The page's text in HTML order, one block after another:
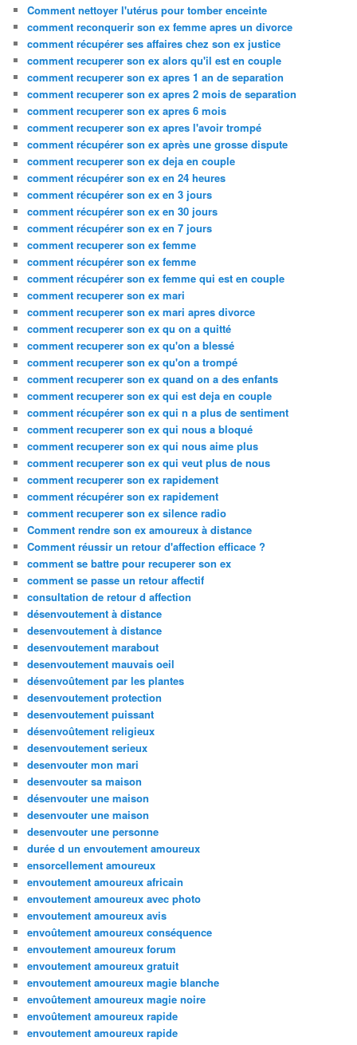
Comment nettoyer l'utérus pour tomber enceinte
comment reconquerir son ex femme apres un divorce
comment récupérer ses affaires chez son ex justice
comment recuperer son ex alors qu'il est en couple
comment recuperer son ex apres 1 an de separation
comment recuperer son ex apres 2 mois de separation
comment recuperer son ex apres 6 mois
comment recuperer son ex apres l'avoir trompé
comment récupérer son ex après une grosse dispute
comment recuperer son ex deja en couple
comment récupérer son ex en 24 heures
comment récupérer son ex en 3 jours
comment récupérer son ex en 30 jours
comment récupérer son ex en 7 jours
comment recuperer son ex femme
comment récupérer son ex femme
comment récupérer son ex femme qui est en couple
comment recuperer son ex mari
comment recuperer son ex mari apres divorce
comment recuperer son ex qu on a quitté
comment recuperer son ex qu'on a blessé
comment recuperer son ex qu'on a trompé
comment recuperer son ex quand on a des enfants
comment recuperer son ex qui est deja en couple
comment récupérer son ex qui n a plus de sentiment
comment recuperer son ex qui nous a bloqué
comment recuperer son ex qui nous aime plus
comment recuperer son ex qui veut plus de nous
comment recuperer son ex rapidement
comment récupérer son ex rapidement
comment recuperer son ex silence radio
Comment rendre son ex amoureux à distance
Comment réussir un retour d'affection efficace ?
comment se battre pour recuperer son ex
comment se passe un retour affectif
consultation de retour d affection
désenvoutement à distance
desenvoutement à distance
desenvoutement marabout
desenvoutement mauvais oeil
désenvoûtement par les plantes
desenvoutement protection
desenvoutement puissant
désenvoûtement religieux
desenvoutement serieux
desenvouter mon mari
desenvouter sa maison
désenvouter une maison
desenvouter une maison
desenvouter une personne
durée d un envoutement amoureux
ensorcellement amoureux
envoutement amoureux africain
envoutement amoureux avec photo
envoutement amoureux avis
envoûtement amoureux conséquence
envoutement amoureux forum
envoutement amoureux gratuit
envoutement amoureux magie blanche
envoûtement amoureux magie noire
envoûtement amoureux rapide
envoutement amoureux rapide